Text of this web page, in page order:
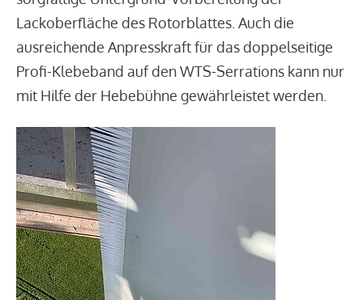
Lackoberfläche des Rotorblattes. Auch die
ausreichende Anpresskraft für das doppelseitige
Profi-Klebeband auf den WTS-Serrations kann nur
mit Hilfe der Hebebühne gewährleistet werden.